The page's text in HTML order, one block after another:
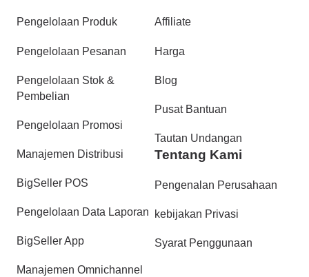
Pengelolaan Produk
Pengelolaan Pesanan
Pengelolaan Stok &
Pembelian
Pengelolaan Promosi
Manajemen Distribusi
BigSeller POS
Pengelolaan Data Laporan
BigSeller App
Manajemen Omnichannel
Affiliate
Harga
Blog
Pusat Bantuan
Tautan Undangan
Tentang Kami
Pengenalan Perusahaan
kebijakan Privasi
Syarat Penggunaan